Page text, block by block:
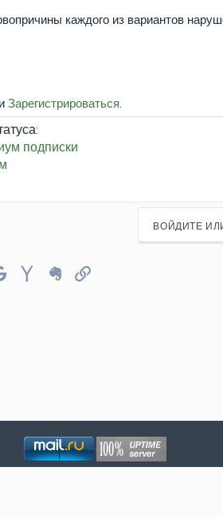
каждого из вариантов
Зарегистрироваться.
подписки
ВОЙДИТЕ
почта
Google Yahoo EvernoteСсылка